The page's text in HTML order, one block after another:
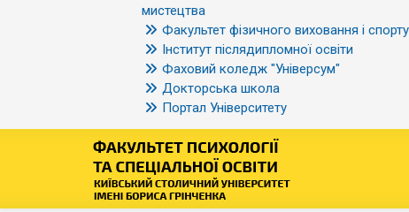
мистецтва
Факультет фізичного виховання і спорту
Інститут післядипломної освіти
Фаховий коледж "Універсум"
Докторська школа
Портал Університету